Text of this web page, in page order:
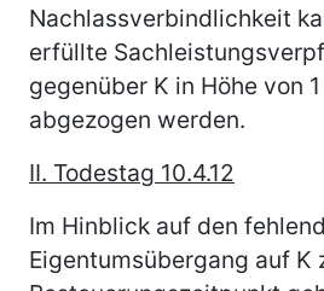
Nachlassverbindlichkeit
erfüllte
gegenüber K in Höhe von
abgezogen werden.
II. Todestag 10.4.12
Im Hinblick auf den
Eigentumsübergang auf K